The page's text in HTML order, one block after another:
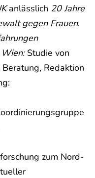
anlässlich 20 Jahre
gegen Frauen.
Studie von
Redaktion
zum Nord-